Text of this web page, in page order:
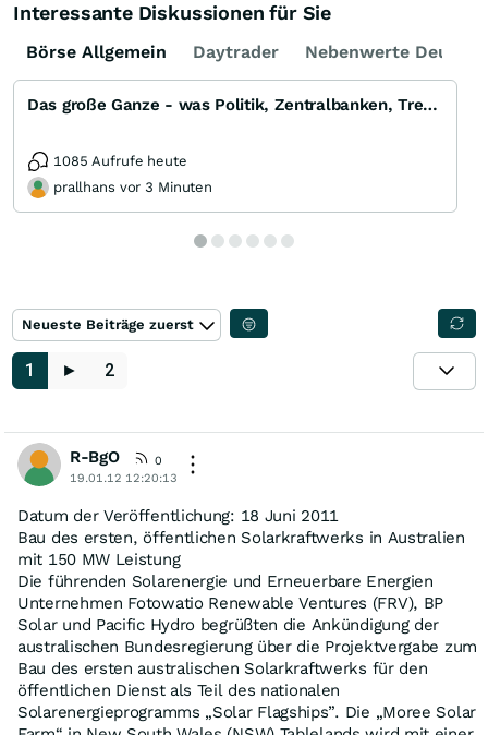
Interessante Diskussionen für Sie
Börse Allgemein Daytrader Nebenwerte
Das große Ganze - was Politik, Zentralbanken, Trends, Medien und Gesellschaft mit Aktien, Rohstoffen
1085 Aufrufe heute
prallhans vor 3 Minuten
Neueste Beiträge zuerst
1 ► 2
R-BgO
0
19.01.12 12:20:13
Datum der Veröffentlichung: 18 Juni 2011
Bau des ersten, öffentlichen Solarkraftwerks in Australien
mit 150 MW Leistung
Die führenden Solarenergie und Erneuerbare Energien
Unternehmen Fotowatio Renewable Ventures (FRV), BP
Solar und Pacific Hydro begrüßten die Ankündigung der
australischen Bundesregierung über die Projektvergabe zum
Bau des ersten australischen Solarkraftwerks für den
öffentlichen Dienst als Teil des nationalen
Solarenergieprogramms „Solar Flagships”. Die „Moree Solar